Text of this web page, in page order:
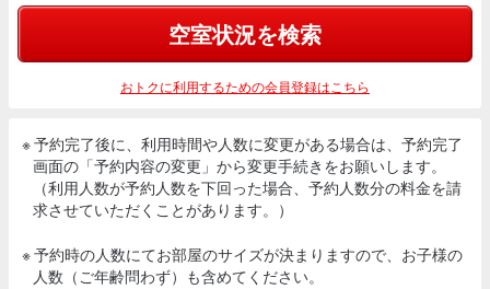
空室状況を検索
おトクに利用するための会員登録はこちら
※ 予約完了後に、利用時間や人数に変更がある場合は、予約完了
画面の「予約内容の変更」から変更手続きをお願いします。
（利用人数が予約人数を下回った場合、予約人数分の料金を請
求させていただくことがあります。）
※ 予約時の人数にてお部屋のサイズが決まりますので、お子様の
人数（ご年齢問わず）も含めてください。